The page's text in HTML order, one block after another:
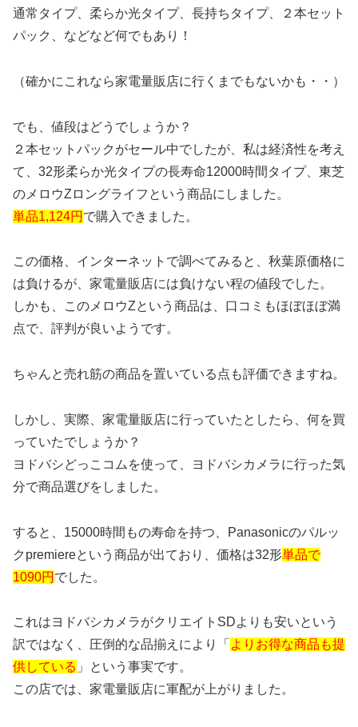
通常タイプ、柔らか光タイプ、長持ちタイプ、２本セット
パック、などなど何でもあり！
（確かにこれなら家電量販店に行くまでもないかも・・）
でも、値段はどうでしょうか？
２本セットパックがセール中でしたが、私は経済性を考え
て、32形柔らか光タイプの長寿命12000時間タイプ、東芝
のメロウZロングライフという商品にしました。
単品1,124円 で購入できました。
この価格、インターネットで調べてみると、秋葉原価格に
は負けるが、家電量販店には負けない程の値段でした。
しかも、このメロウZという商品は、口コミもほぼほぼ満
点で、評判が良いようです。
ちゃんと売れ筋の商品を置いている点も評価できますね。
しかし、実際、家電量販店に行っていたとしたら、何を買
っていたでしょうか？
ヨドバシどっこコムを使って、ヨドバシカメラに行った気
分で商品選びをしました。
すると、15000時間もの寿命を持つ、Panasonicのパルッ
クpremiereという商品が出ており、価格は32形単品で
1090円 でした。
これはヨドバシカメラがクリエイトSDよりも安いという
訳ではなく、圧倒的な品揃えにより「 よりお得な商品も提
供している 」という事実です。
この店では、家電量販店に軍配が上がりました。